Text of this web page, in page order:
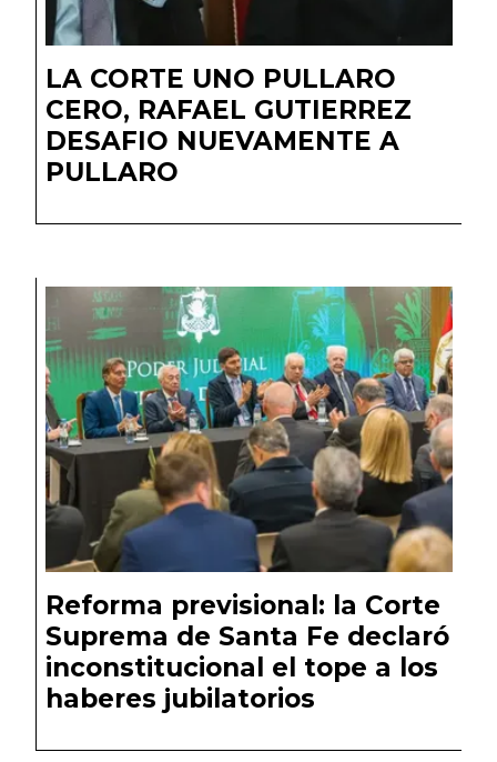
LA CORTE UNO PULLARO
CERO, RAFAEL GUTIERREZ
DESAFIO NUEVAMENTE A
PULLARO
Reforma previsional: la Corte
Suprema de Santa Fe declaró
inconstitucional el tope a los
haberes jubilatorios